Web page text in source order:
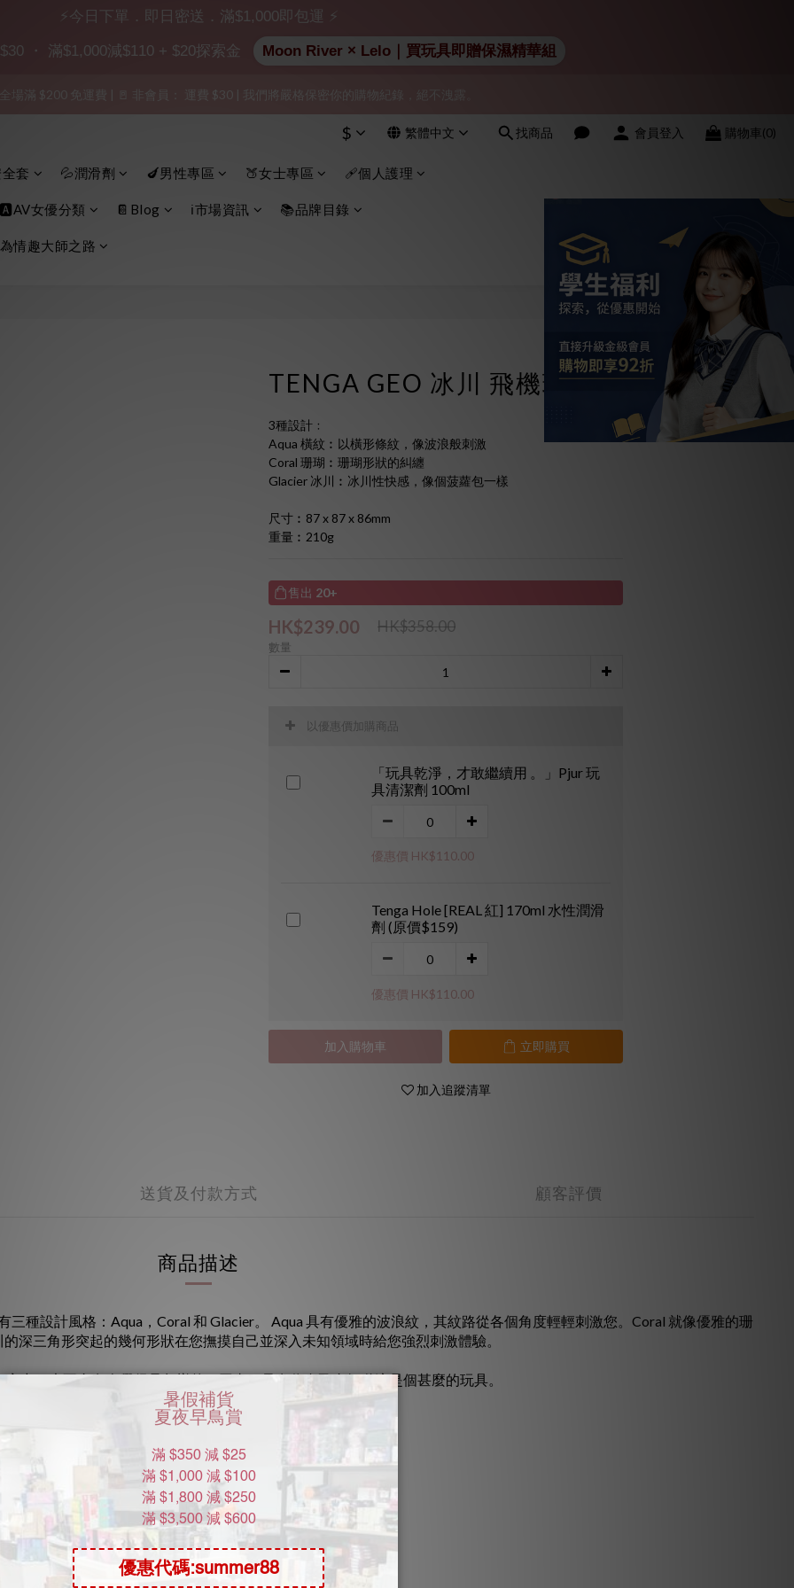
貨」（無店鋪資訊、一般紙箱）、隱私保護、加密付款、立即註冊成為會員！
加入會員即享$20購物金  訂單商品好評再享$15購物金
貨」（無店鋪資訊、一般紙箱）、隱私保護、加密付款、立即註冊成為會員！
$ 繁體中文 找商品 會員登入 購物車(0)
套 💦潤滑劑 🍆男性專區 🍑女士專區 🩹個人護理
🅰️AV女優分類 📔Blog ℹ️市場資訊 📚品牌目錄
情趣大師之路
TENGA GEO 冰川 飛機球
3種設計﹕
Aqua 橫紋︰以橫形條紋，像波浪般刺激
Coral 珊瑚︰珊瑚形狀的糾纏
Glacier 冰川︰冰川性快感，像個菠蘿包一樣
尺寸︰87 x 87 x 86mm
重量︰210g
售出 20+
HK$239.00 HK$358.00
數量
以優惠價加購商品
「玩具乾淨，才敢繼續用 。」Pjur 玩
具清潔劑 100ml
優惠價 HK$110.00
Tenga Hole [REAL 紅] 170ml 水性潤滑
劑 (原價$159)
優惠價 HK$110.00
加入購物車 立即購買
加入追蹤清單
送貨及付款方式 顧客評價
商品描述
三種設計風格：Aqua，Coral 和 Glacier。 Aqua 具有優雅的波浪紋，其紋路從各個角度輕輕刺激您。Coral 就像優雅的珊
深三角形突起的幾何形狀在您撫摸自己並深入未知領域時給您強烈刺激體驗。
中，也不會有人覺得是怎樣的一回事，只有你自己會知道這是個甚麼的玩具。
立即購買
⚡今日下單．即日密送．滿$1,000即包運 ⚡
・ 滿$1,000減$110 + $20探索金 Moon River × Lelo｜買玩具即贈保濕精華組